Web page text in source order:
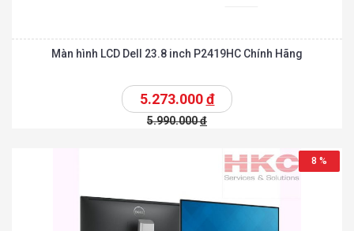
Màn hình LCD Dell 23.8 inch P2419HC Chính Hãng
5.273.000đ
5.990.000đ
8 %